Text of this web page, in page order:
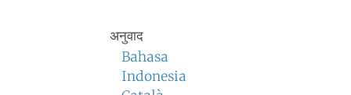
अनुवाद
Bahasa
Indonesia